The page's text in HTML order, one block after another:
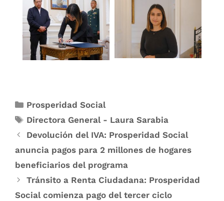
Prosperidad Social
Directora General - Laura Sarabia
Devolución del IVA: Prosperidad Social
anuncia pagos para 2 millones de hogares
beneficiarios del programa
Tránsito a Renta Ciudadana: Prosperidad
Social comienza pago del tercer ciclo